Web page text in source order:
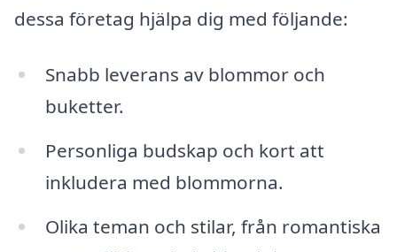
dessa företag hjälpa dig med följande:
Snabb leverans av blommor och
buketter.
Personliga budskap och kort att
inkludera med blommorna.
Olika teman och stilar, från romantiska